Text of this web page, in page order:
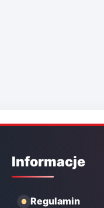
Informacje
Regulamin